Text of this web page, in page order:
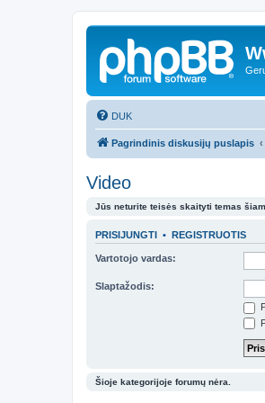
DUK
Pagrindinis diskusijų puslapis
Video
Jūs neturite teisės skaityti temas
PRISIJUNGTI • REGISTRUOTIS
Vartotojo vardas:
Slaptažodis:
Šioje kategorijoje forumų nėra.